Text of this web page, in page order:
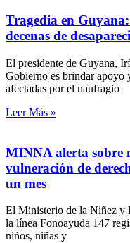
Tragedia en
decenas de
El presidente de Guyana,
Gobierno es brindar apoyo
afectadas por el naufragio
Leer Más »
MINNA alerta sobre
vulneración de
un mes
El Ministerio de la Niñez
la línea Fonoayuda 147
niños, niñas y